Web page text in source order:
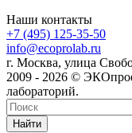
Наши контакты
+7 (495) 125-35-50
info@ecoprolab.ru
г. Москва, улица
2009 - 2026 ©
лабораторий.
Найти